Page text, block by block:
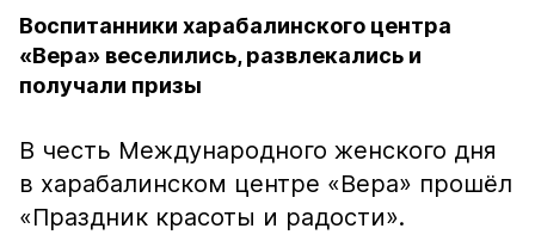
Воспитанники харабалинского центра
«Вера» веселились, развлекались и
получали призы
В честь Международного женского дня
в харабалинском центре «Вера» прошёл
«Праздник красоты и радости».